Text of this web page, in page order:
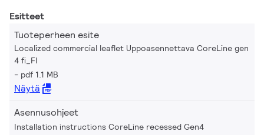
Esitteet
Tuoteperheen esite
Localized commercial leaflet Uppoasennettava CoreLine gen
4 fi_FI
pdf 1.1 MB
Näytä
Asennusohjeet
Installation instructions CoreLine recessed Gen4